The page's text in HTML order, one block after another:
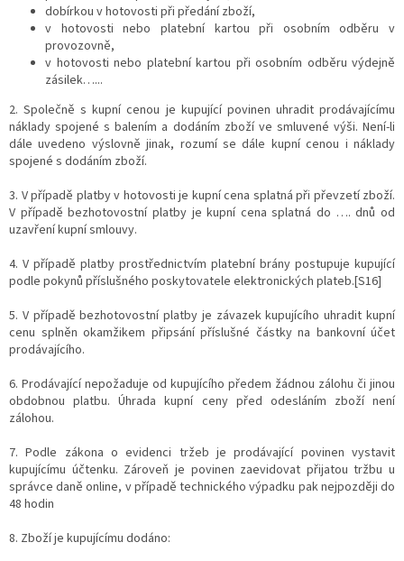
dobírkou v hotovosti při předání zboží,
v hotovosti nebo platební kartou při osobním odběru v
provozovně,
v hotovosti nebo platební kartou při osobním odběru výdejně
zásilek…...
2. Společně s kupní cenou je kupující povinen uhradit prodávajícímu
náklady spojené s balením a dodáním zboží ve smluvené výši. Není-li
dále uvedeno výslovně jinak, rozumí se dále kupní cenou i náklady
spojené s dodáním zboží.
3. V případě platby v hotovosti je kupní cena splatná při převzetí zboží.
V případě bezhotovostní platby je kupní cena splatná do …. dnů od
uzavření kupní smlouvy.
4. V případě platby prostřednictvím platební brány postupuje kupující
podle pokynů příslušného poskytovatele elektronických plateb.[S16]
5. V případě bezhotovostní platby je závazek kupujícího uhradit kupní
cenu splněn okamžikem připsání příslušné částky na bankovní účet
prodávajícího.
6. Prodávající nepožaduje od kupujícího předem žádnou zálohu či jinou
obdobnou platbu. Úhrada kupní ceny před odesláním zboží není
zálohou.
7. Podle zákona o evidenci tržeb je prodávající povinen vystavit
kupujícímu účtenku. Zároveň je povinen zaevidovat přijatou tržbu u
správce daně online, v případě technického výpadku pak nejpozději do
48 hodin
8. Zboží je kupujícímu dodáno: